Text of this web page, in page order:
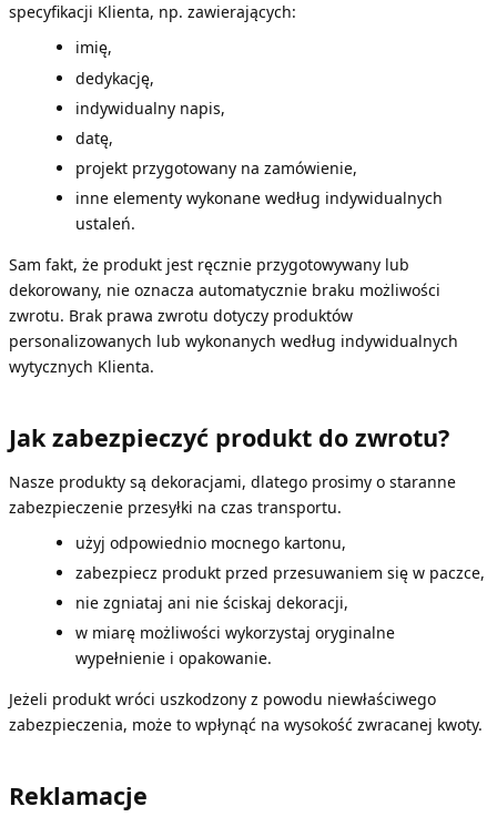
specyfikacji Klienta, np. zawierających:
imię,
dedykację,
indywidualny napis,
datę,
projekt przygotowany na zamówienie,
inne elementy wykonane według indywidualnych
ustaleń.
Sam fakt, że produkt jest ręcznie przygotowywany lub
dekorowany, nie oznacza automatycznie braku możliwości
zwrotu. Brak prawa zwrotu dotyczy produktów
personalizowanych lub wykonanych według indywidualnych
wytycznych Klienta.
Jak zabezpieczyć produkt do zwrotu?
Nasze produkty są dekoracjami, dlatego prosimy o staranne
zabezpieczenie przesyłki na czas transportu.
użyj odpowiednio mocnego kartonu,
zabezpiecz produkt przed przesuwaniem się w paczce,
nie zgniataj ani nie ściskaj dekoracji,
w miarę możliwości wykorzystaj oryginalne
wypełnienie i opakowanie.
Jeżeli produkt wróci uszkodzony z powodu niewłaściwego
zabezpieczenia, może to wpłynąć na wysokość zwracanej kwoty.
Reklamacje